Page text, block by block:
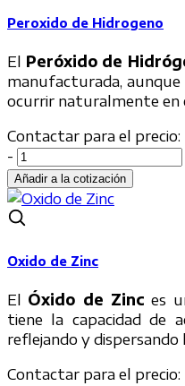
Peroxido de Hidrogeno
El Peróxido de
manufacturada,
ocurrir naturalmente en
Contactar para el precio:
-
Oxido de Zinc
El Óxido de Zinc es
tiene la capacidad de
reflejando y dispersando
Contactar para el precio: